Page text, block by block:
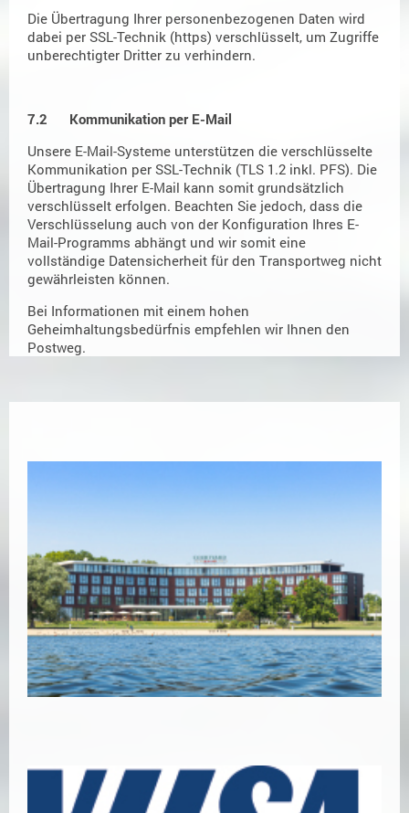
Die Übertragung Ihrer personenbezogenen Daten wird
dabei per SSL-Technik (https) verschlüsselt, um Zugriffe
unberechtigter Dritter zu verhindern.
7.2 Kommunikation per E-Mail
Unsere E-Mail-Systeme unterstützen die verschlüsselte
Kommunikation per SSL-Technik (TLS 1.2 inkl. PFS). Die
Übertragung Ihrer E-Mail kann somit grundsätzlich
verschlüsselt erfolgen. Beachten Sie jedoch, dass die
Verschlüsselung auch von der Konfiguration Ihres E-
Mail-Programms abhängt und wir somit eine
vollständige Datensicherheit für den Transportweg nicht
gewährleisten können.
Bei Informationen mit einem hohen
Geheimhaltungsbedürfnis empfehlen wir Ihnen den
Postweg.